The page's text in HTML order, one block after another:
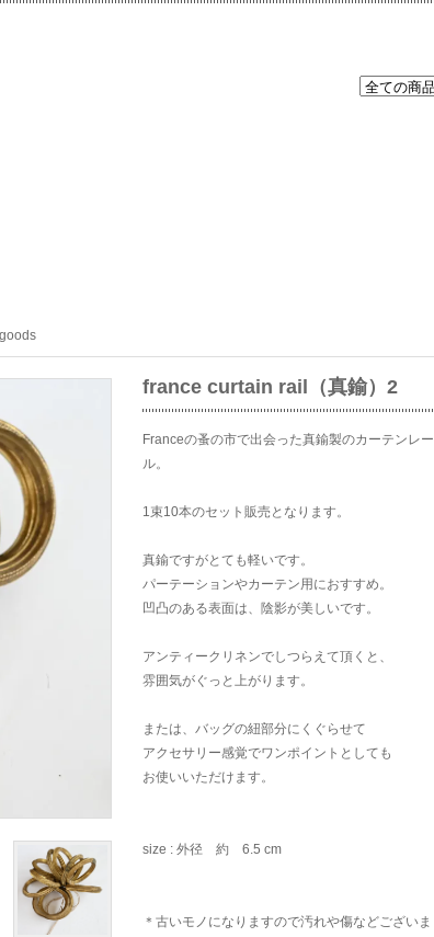
france curtain rail（真鍮）2
Franceの蚤の市で出会った真鍮製のカーテンレー
ル。
1束10本のセット販売となります。
真鍮ですがとても軽いです。
パーテーションやカーテン用におすすめ。
凹凸のある表面は、陰影が美しいです。
アンティークリネンでしつらえて頂くと、
雰囲気がぐっと上がります。
または、バッグの紐部分にくぐらせて
アクセサリー感覚でワンポイントとしても
お使いいただけます。
size : 外径 約 6.5 cm
＊古いモノになりますので汚れや傷などございま